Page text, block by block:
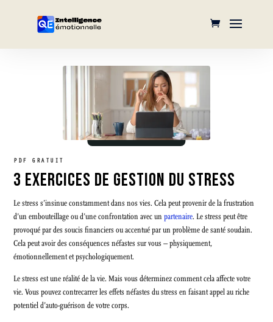
PDF GRATUIT
3 EXERCICES DE GESTION DU STRESS
Le stress s’insinue constamment dans nos vies. Cela peut provenir de la frustration
d’un embouteillage ou d’une confrontation avec unpartenaire. Le stress peut être
provoqué par des soucis financiers ou accentué par un problème de santé soudain.
Cela peut avoir des conséquences néfastes sur vous – physiquement,
émotionnellement et psychologiquement.
Le stress est une réalité de la vie. Mais vous déterminez comment cela affecte votre
vie. Vous pouvez contrecarrer les effets néfastes du stress en faisant appel au riche
potentiel d’auto-guérison de votre corps.